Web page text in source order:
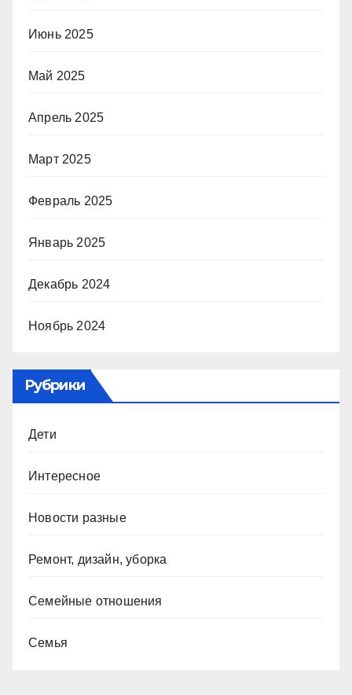
Июнь 2025
Май 2025
Апрель 2025
Март 2025
Февраль 2025
Январь 2025
Декабрь 2024
Ноябрь 2024
Рубрики
Дети
Интересное
Новости разные
Ремонт, дизайн, уборка
Семейные отношения
Семья